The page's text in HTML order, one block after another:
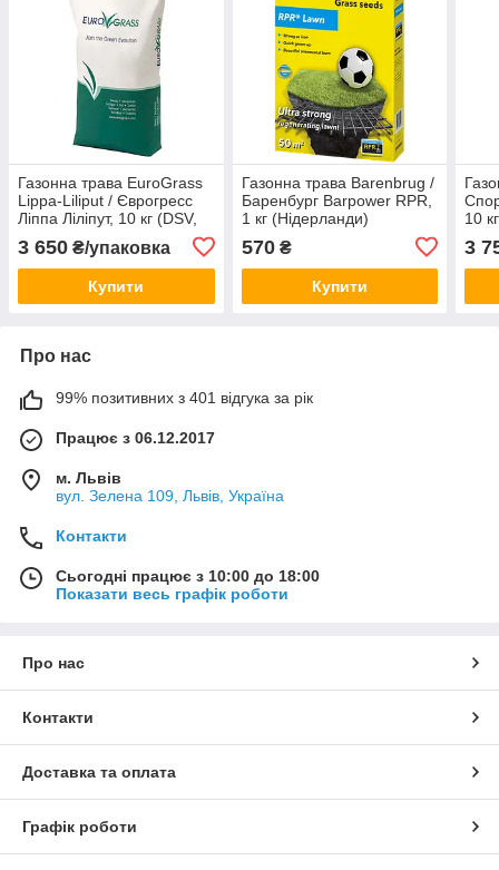
Газонна трава EuroGrass
Lippa-Liliput / Єврогресс
Ліппа Ліліпут, 10 кг (DSV,
3 650 ₴/упаковка
Купити
Газонна трава Barenbrug /
Баренбург Barpower RPR,
1 кг (Нідерланди)
570₴
Купити
10
3
Про нас
99% позитивних з 401 відгука за рік
Працює з 06.12.2017
м. Львів
вул. Зелена 109, Львів, Україна
Контакти
Сьогодні працює з 10:00 до 18:00
Показати весь графік роботи
Про нас
Контакти
Доставка та оплата
Графік роботи